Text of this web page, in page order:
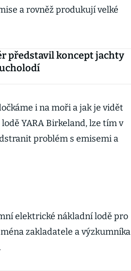
a rovněž produkují velké
představil koncept jachty
i na moři a jak je vidět
YARA Birkeland, lze tím v
problém s emisemi a
elektrické nákladní lodě pro
zakladatele a výzkumníka